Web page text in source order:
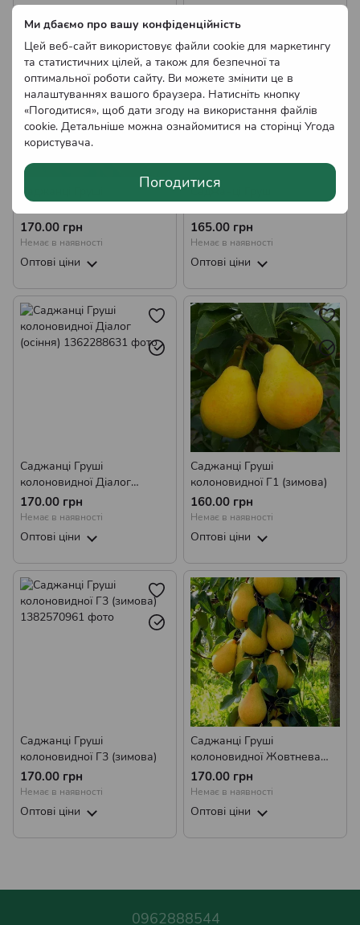
Ми дбаємо про вашу конфіденційність
Цей веб-сайт використовує файли cookie для маркетингу
та статистичних цілей, а також для безпечної та
оптимальної роботи сайту. Ви можете змінити це в
налаштуваннях вашого браузера. Натисніть кнопку
«Погодитися», щоб дати згоду на використання файлів
cookie. Детальніше можна ознайомитися на сторінці Угода
користувача.
Погодитися
Саджанці Груші
Деликор (пізньо-літня)
170.00 грн
Немає в наявності
Оптові ціни
Саджанці Груші
(осінньо-середня)
165.00 грн
Немає в наявності
Оптові ціни
Саджанці Груші
колоновидної Діалог
(осіння)
170.00 грн
Немає в наявності
Оптові ціни
Саджанці Груші
колоновидної Г1 (зимова)
160.00 грн
Немає в наявності
Оптові ціни
Саджанці Груші
колоновидної Г3 (зимова)
170.00 грн
Немає в наявності
Оптові ціни
Саджанці Груші
колоновидної Жовтнева
(осіння)
170.00 грн
Немає в наявності
Оптові ціни
0962888544